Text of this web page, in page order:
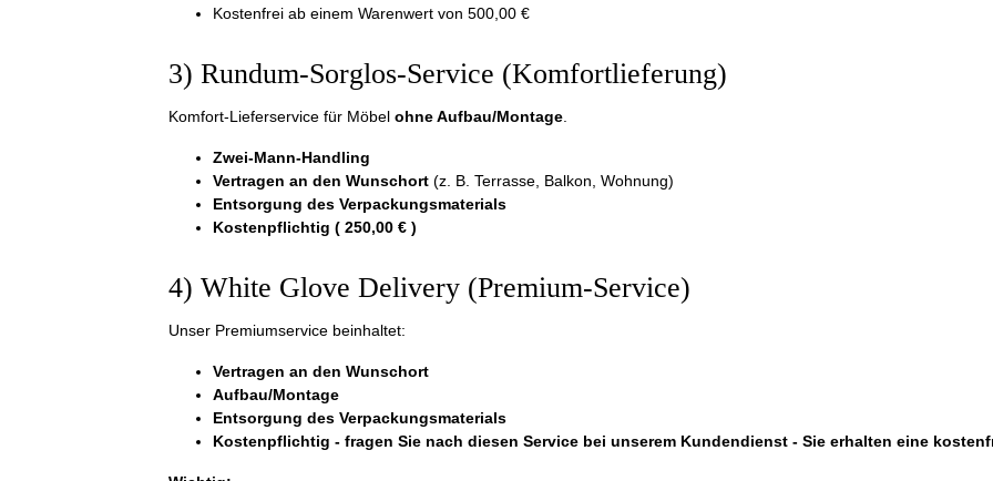
Kostenfrei ab einem Warenwert von 500,00 €
3) Rundum-Sorglos-Service (Komfortlieferung)
Komfort-Lieferservice für Möbel ohne Aufbau/Montage
Zwei-Mann-Handling
Vertragen an den Wunschort (z. B. Terrasse, Balkon, Wohnung)
Entsorgung des Verpackungsmaterials
Kostenpflichtig ( 250,00 € )
4) White Glove Delivery (Premium-Service)
Unser Premiumservice beinhaltet:
Vertragen an den Wunschort
Aufbau/Montage
Entsorgung des Verpackungsmaterials
Kostenpflichtig - fragen Sie nach diesen Service bei unserem Kundendienst - Sie erhalten eine